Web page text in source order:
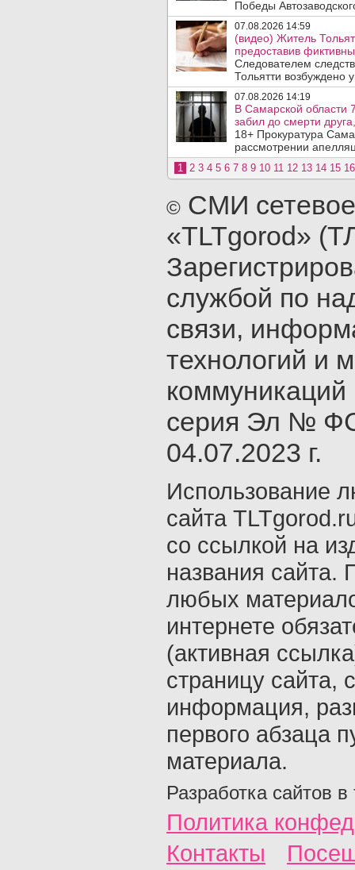
Победы
07.08.2026 14:59
(видео) Житель
предоставив
Следователем
Тольятти возбуждено
07.08.2026 14:19
В Самарской области
забил до смерти
18+ Прокуратура
рассмотрении
1 2 3 4 5 6 7 8 9 10 11 12 13 14 15 16
© СМИ
«TLTgorod»
службой по
связи,
технологий и
серия Эл №
04.07.2023 г.
Использование
сайта
со ссылкой на
названия сайта.
любых
интернете
(активная
страницу сайта,
информация,
первого абзаца
материала.
Разработка сайтов в
Политика
Контакты